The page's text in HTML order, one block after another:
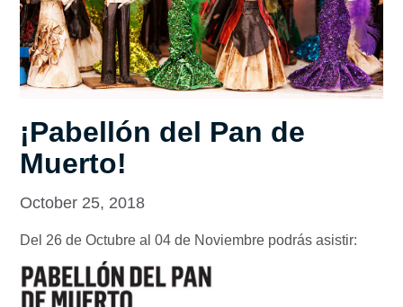
¡Pabellón del Pan de
Muerto!
October 25, 2018
Del 26 de Octubre al 04 de Noviembre podrás asistir: